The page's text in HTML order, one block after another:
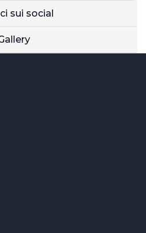
sui social